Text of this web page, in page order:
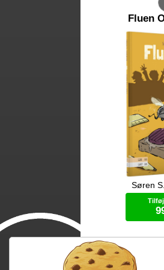
Fluen
Lugt af æg, ost
Ole er i skole.
Bog
Søren